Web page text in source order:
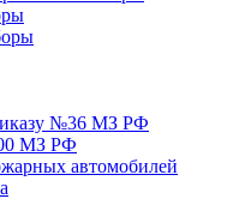
№36 МЗ РФ
МЗ РФ
автомобилей